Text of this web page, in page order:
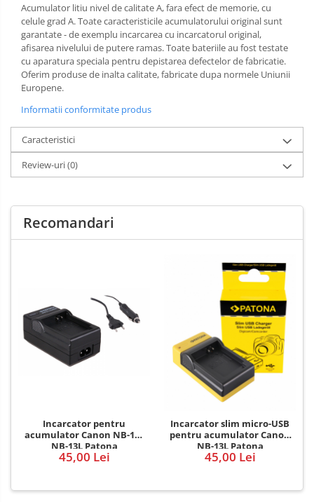
Acumulator litiu nivel de calitate A, fara efect de memorie, cu
celule grad A. Toate caracteristicile acumulatorului original sunt
garantate - de exemplu incarcarea cu incarcatorul original,
afisarea nivelului de putere ramas. Toate bateriile au fost testate
cu aparatura speciala pentru depistarea defectelor de fabricatie.
Oferim produse de inalta calitate, fabricate dupa normele Uniunii
Europene.
Informatii conformitate produs
Caracteristici
Review-uri(0)
Recomandari
Incarcator pentru
acumulator Canon NB-12L
NB-13L Patona
45,00 Lei
Incarcator slim micro-USB
pentru acumulator Canon
NB-13L Patona
45,00 Lei